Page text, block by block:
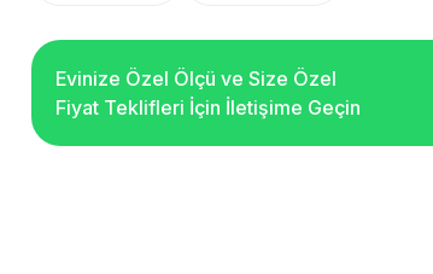
Evinize Özel Ölçü ve Size Özel
Fiyat Teklifleri İçin İletişime Geçin